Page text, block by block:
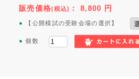
販売価格(税込) ：8,800 円
● 【公開模試の受験会場の選択】
● 個数